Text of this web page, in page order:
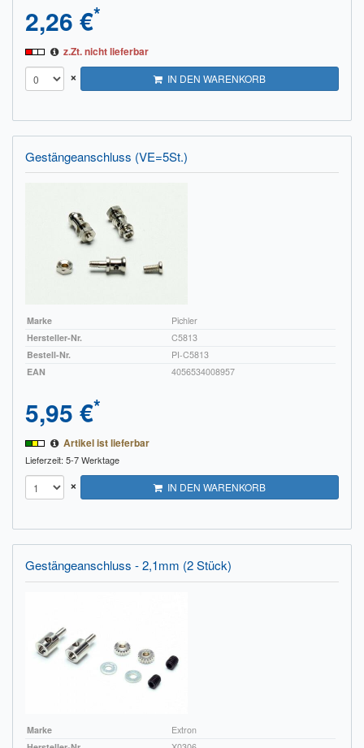
2,26 €*
z.Zt. nicht lieferbar
× IN DEN WARENKORB
Gestängeanschluss (VE=5St.)
Marke
Pichler
Hersteller-Nr.
C5813
Bestell-Nr.
PI-C5813
EAN
4056534008957
5,95 €*
Artikel ist lieferbar
Lieferzeit: 5-7 Werktage
× IN DEN WARENKORB
Gestängeanschluss - 2,1mm (2 Stück)
Marke
Extron